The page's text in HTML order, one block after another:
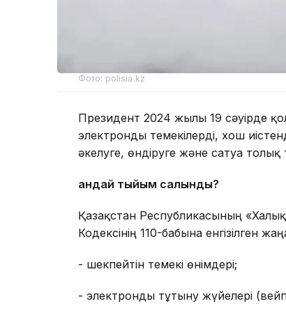
Фото: polisia.kz
Президент 2024 жылғы 19 сәуірде
электронды темекілерді, хош
әкелуге, өндіруге және сатуға
Қандай тыйым салынды?
Қазақстан Республикасының
Кодексінің 110-бабына енгізілген
- шекпейтін темекі өнімдері;
- электронды тұтыну жүйелері